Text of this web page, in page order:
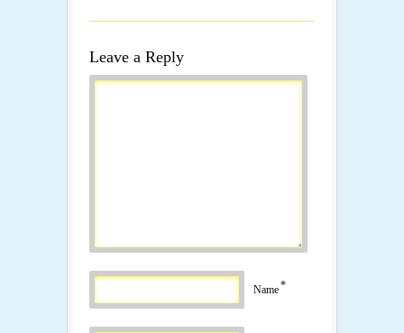
Leave a Reply
Name*